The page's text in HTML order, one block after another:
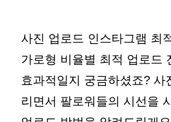
사진 업로드 인스타그램 최
가로형 비율별 최적 업로드
효과적일지 궁금하셨죠? 사
리면서 팔로워들의 시선을